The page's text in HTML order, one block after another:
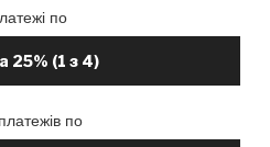
по
25% (1 з 4)
по